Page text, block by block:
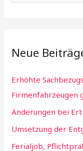
c
f
o
r
:
Neue
Erhöhte
Firmenfahrzeugen
Änderungen bei
Umsetzung der
Ferialjob,